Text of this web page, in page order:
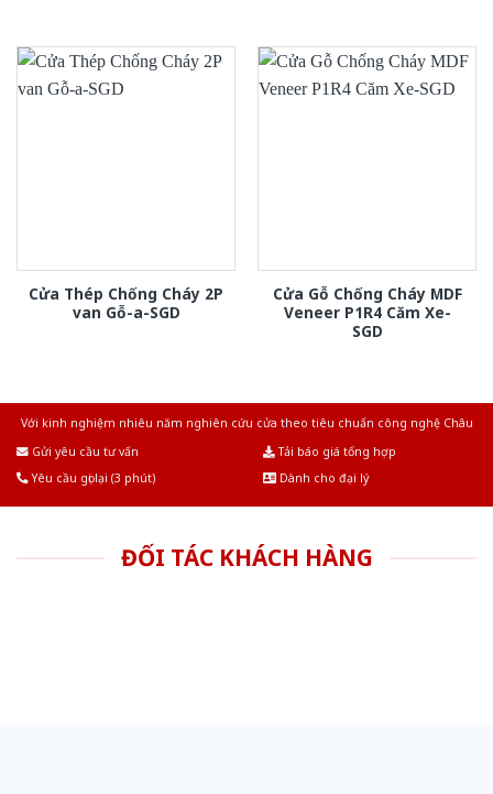
Cửa Thép Chống Cháy 2P
van Gỗ-a-SGD
Cửa Gỗ Chống Cháy MDF
Veneer P1R4 Căm Xe-
SGD
Với kinh nghiệm nhiêu năm nghiên cứu cửa theo tiêu chuẩn công nghệ Châu
Gửi yêu cầu tư vấn
Tải báo giá tổng hợp
Yêu cầu gọi lại (3 phút)
Dành cho đại lý
ĐỐI TÁC KHÁCH HÀNG